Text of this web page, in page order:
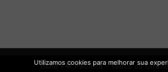
Band FM Paulista - Todos os
Utilizamos cookies para melhorar sua